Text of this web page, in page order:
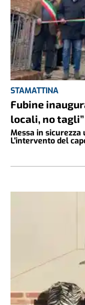
STAMATTINA
Fubine
locali, no tagli”
Messa in
L'intervento del